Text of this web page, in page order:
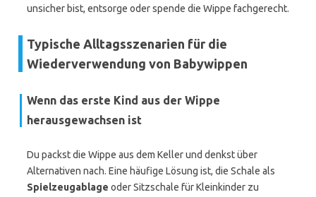
unsicher bist, entsorge oder spende die Wippe fachgerecht.
Typische Alltagsszenarien für die
Wiederverwendung von Babywippen
Wenn das erste Kind aus der Wippe
herausgewachsen ist
Du packst die Wippe aus dem Keller und denkst über
Alternativen nach. Eine häufige Lösung ist, die Schale als
Spielzeugablage oder Sitzschale für Kleinkinder zu